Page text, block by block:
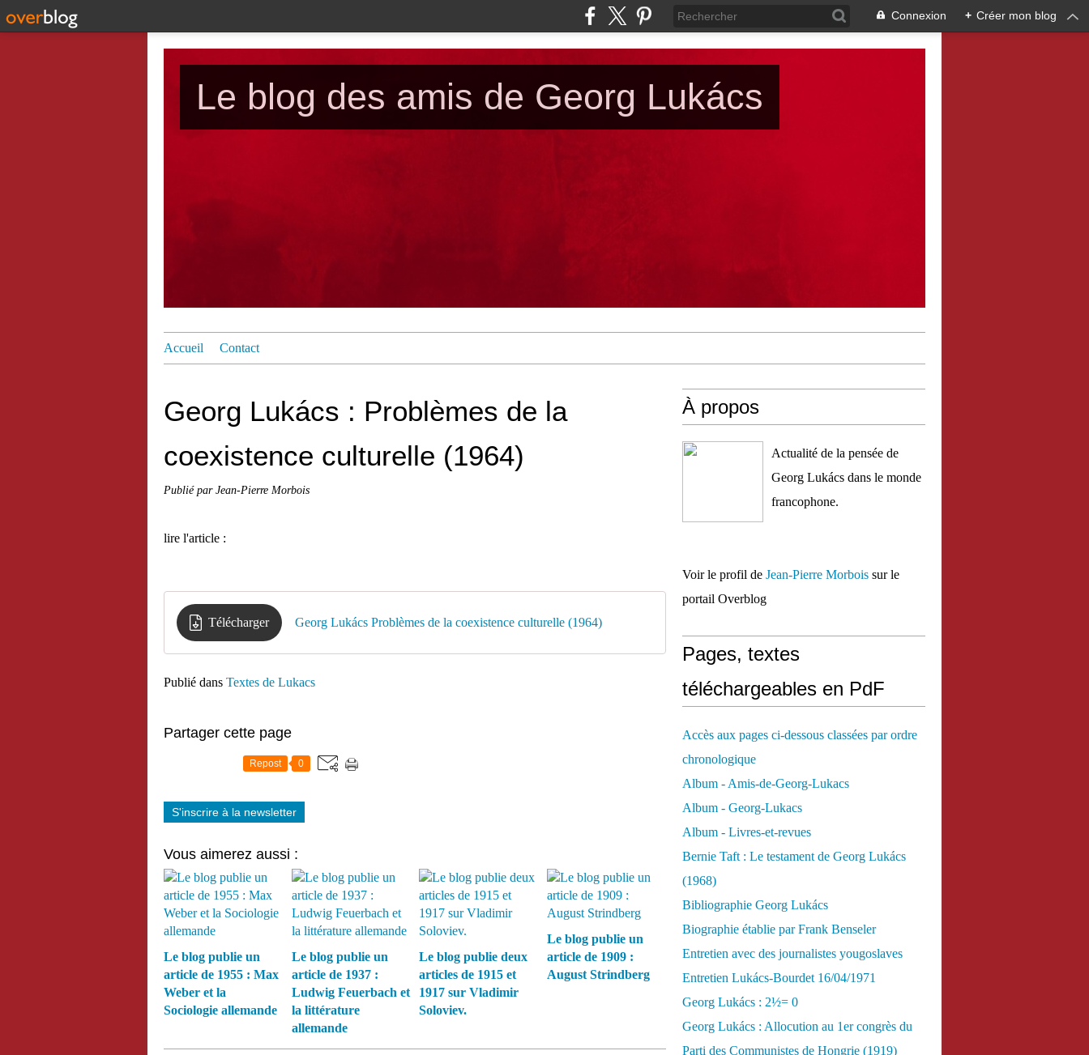
Connexion + Créer mon blog
Le blog des amis de Georg Lukács
Accueil Contact
Georg Lukács : Problèmes de la
coexistence culturelle (1964)
Publié par Jean-Pierre Morbois
lire l'article :
Télécharger Georg Lukács Problèmes de la coexistence culturelle (1964)
Publié dans Textes de Lukacs
Partager cette page
Repost 0
S'inscrire à la newsletter
Vous aimerez aussi :
Le blog publie un
article de 1955 : Max
Weber et la
Sociologie allemande
Le blog publie un
article de 1937 :
Ludwig Feuerbach et
la littérature
allemande
Le blog publie deux
articles de 1915 et
1917 sur Vladimir
Soloviev.
Le blog publie un
article de 1909 :
August Strindberg
À propos
Actualité de la pensée de
Georg Lukács dans le monde
francophone.
Voir le profil de Jean-Pierre Morbois sur le
portail Overblog
Pages, textes
téléchargeables en PdF
Accès aux pages ci-dessous classées par ordre
chronologique
Album - Amis-de-Georg-Lukacs
Album - Georg-Lukacs
Album - Livres-et-revues
Bernie Taft : Le testament de Georg Lukács
(1968)
Bibliographie Georg Lukács
Biographie établie par Frank Benseler
Entretien avec des journalistes yougoslaves
Entretien Lukács-Bourdet 16/04/1971
Georg Lukács : 2½= 0
Georg Lukács : Allocution au 1er congrès du
Parti des Communistes de Hongrie (1919)